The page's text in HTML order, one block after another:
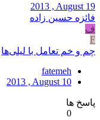
2013 , August 19
فائزه حسین زاده
ف
F
چم و خم تعامل با لیلی‌ها
fatemeh
2013 , August 10
پاسخ ها
0